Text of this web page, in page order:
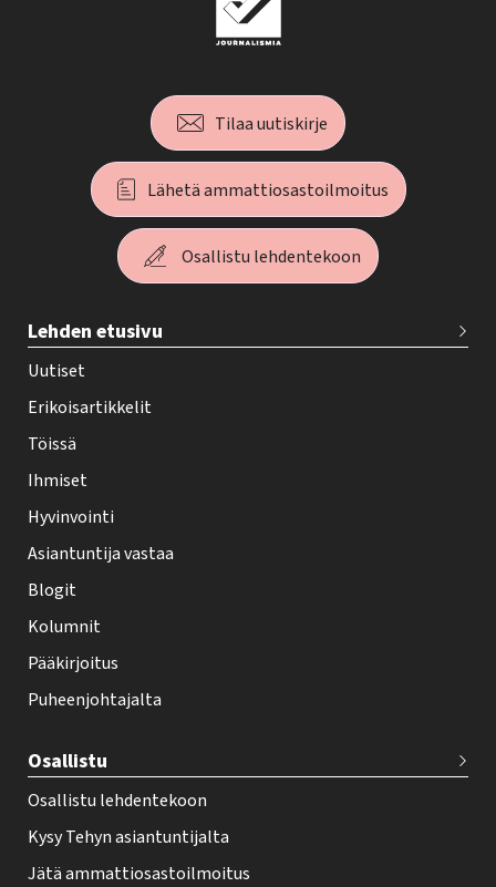
Tilaa uutiskirje
Lähetä ammattiosastoilmoitus
Osallistu lehdentekoon
e
h
y
-
e
h
t
i
f
o
t
r
Lehden etusivu
Uutiset
Erikoisartikkelit
Töissä
Ihmiset
Hyvinvointi
Asiantuntija vastaa
Blogit
Kolumnit
Pääkirjoitus
Puheenjohtajalta
Osallistu
Osallistu lehdentekoon
Kysy Tehyn asiantuntijalta
Jätä ammattiosastoilmoitus